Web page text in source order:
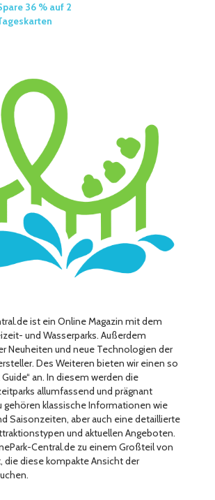
36 % auf 2
ist ein Online Magazin mit dem
und Wasserparks. Außerdem
Neuheiten und neue Technologien der
Des Weiteren bieten wir einen so
an. In diesem werden die
allumfassend und prägnant
gehören klassische Informationen wie
Saisonzeiten, aber auch eine detaillierte
und aktuellen Angeboten.
Central.de zu einem Großteil von
die diese kompakte Ansicht der